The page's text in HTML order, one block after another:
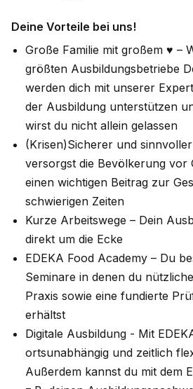
Deine Vorteile bei uns!
Große Familie mit großem ♥ –
größten Ausbildungsbetriebe
werden dich mit unserer
der Ausbildung unterstützen
wirst du nicht allein gelassen
(Krisen)Sicherer und
versorgst die Bevölkerung vor
einen wichtigen Beitrag zur
schwierigen Zeiten
Kurze Arbeitswege – Dein
direkt um die Ecke
EDEKA Food Academy – Du
Seminare in denen du
Praxis sowie eine fundierte
erhältst
Digitale Ausbildung - Mit
ortsunabhängig und zeitlich
Außerdem kannst du mit dem